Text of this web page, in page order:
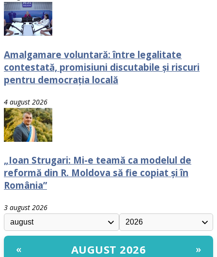
Amalgamare voluntară: între legalitate
contestată, promisiuni discutabile și riscuri
pentru democrația locală
4 august 2026
„Ioan Strugari: Mi-e teamă ca modelul de
reformă din R. Moldova să fie copiat și în
România”
3 august 2026
« AUGUST 2026 »